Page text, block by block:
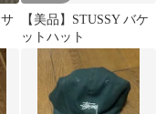
【美品】STUSSY バケ
ットハット